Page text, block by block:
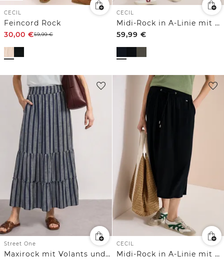
CECIL
Feincord Rock
30,00 €59,99€
CECIL
Midi-Rock in A-Linie mit Struktur
59,99 €
Street One
Maxirock mit Volants und Streifen
CECIL
Midi-Rock in A-Linie mit Struktur